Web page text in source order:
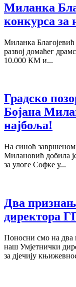
Миланка
конкурса за
Миланка Благојевић
развој домаћег
10.000 КМ и...
Градско
Бојана
најбоља!
На синоћ завршеном
Милановић добила
за улоге Софке у...
Два
директора
Поносни смо на два
наш Умјетнички
за дјечију